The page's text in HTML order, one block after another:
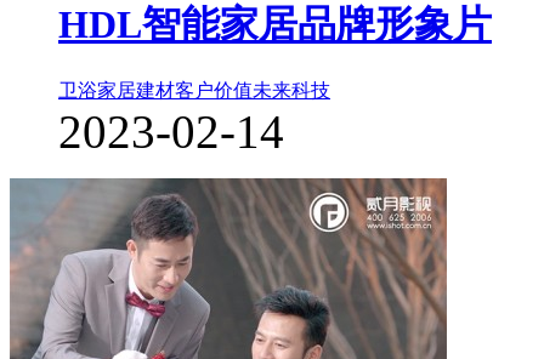
HDL智能家居品牌形象片
卫浴家居建材客户价值未来科技
2023-02-14